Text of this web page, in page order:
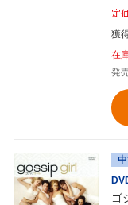
定
獲
在
発
ゴ